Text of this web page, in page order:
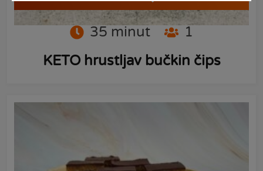
35 minut
1
KETO hrustljav bučkin čips